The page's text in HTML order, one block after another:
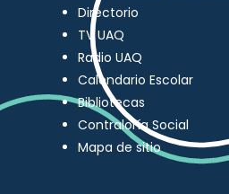
Directorio
TV UAQ
Radio UAQ
Calendario Escolar
Bibliotecas
Contraloría Social
Mapa de sitio